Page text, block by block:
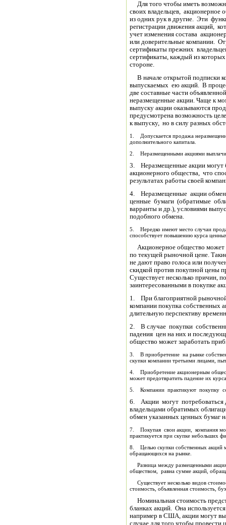
Для того чтобы иметь
своих владельцев, акционерное
из одних рук в другие. Эти
регистрации движения акций,
учет изменения состава
или доверительные компании.
сертификаты прежних
сертификаты, каждый из
стороне.
В начале открытой подписки
выпускаемых ею акций. В
две составные части
неразмещенные акции. Чаще к
выпуску акции оказываются
предусмотрена возможность
к выпуску, но в силу разных
1. Допускается продажа
дополнительного капитала.
2. Неразмещенными акциями
3. Неразмещенные акции могут
акционерного общества, что
результатах работы своей
4. Неразмещенные акции
ценные бумаги (обратимые
варранты и др.), условиями
подобного обмена.
5. Нередко имеют место случаи
способствует повышению курса
Акционерное общество может
по текущей рыночной цене.
не дают право голоса или
скидкой против покупной цены
Существует несколько причин,
заинтересованными в покупке
1. При благоприятной
компании покупка собственных
длительную перспективу
2. В случае покупки
падения цен на них и
общество может заработать
3. В приобретение на рынке
скупки компании третьими лицами,
4. Приобретение акционерным
может предотвратить падение их
5. Компании практикуют покупку
6. Акции могут потребоваться
владельцами обратимых
обмен указанных ценных бумаг
7. Покупая свои акции, компания
практикуется при скупке небольших
8. Целью скупки собственных акций
обращающихся на рынке.
Разница между размещенными
обществом, равна сумме акций,
Существует несколько видов
стоимость, объявленная стоимость,
Номинальная стоимость
бланках акций. Она
например в США, акции могут
случае для того чтобы